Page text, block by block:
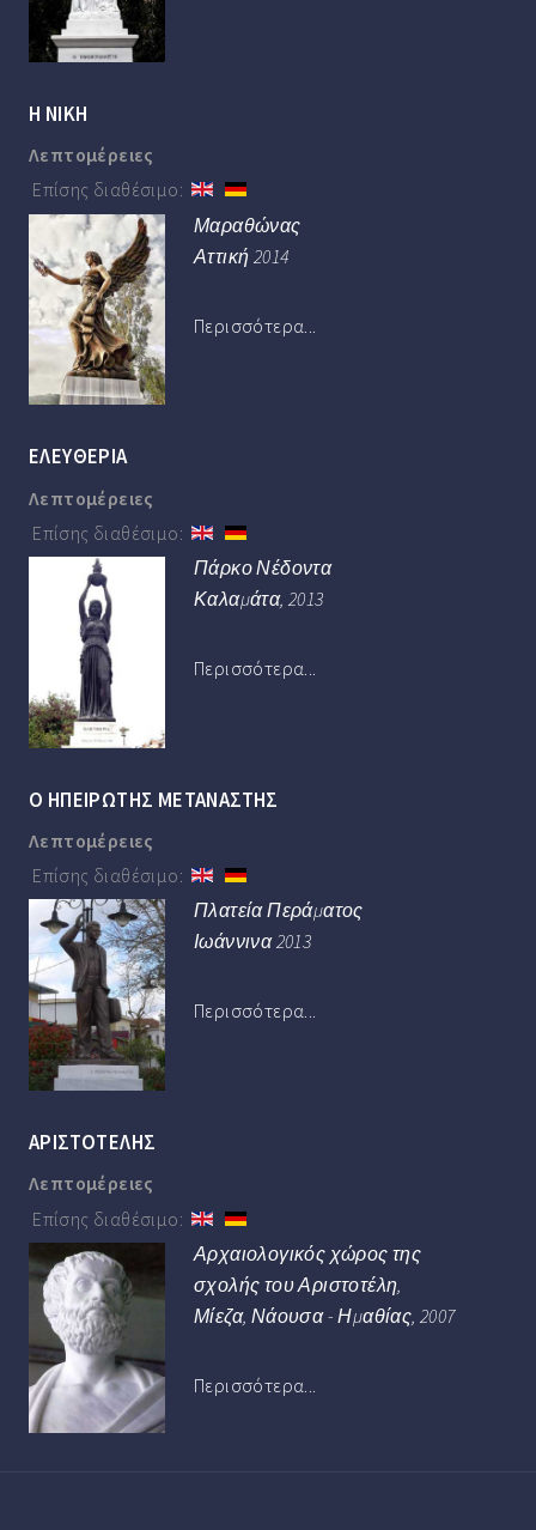
Η ΝΙΚΗ
Λεπτομέρειες
Επίσης διαθέσιμο:
Μαραθώνας
Αττική 2014
Περισσότερα...
ΕΛΕΥΘΕΡΙΑ
Λεπτομέρειες
Επίσης διαθέσιμο:
Πάρκο Νέδοντα
Καλαμάτα, 2013
Περισσότερα...
Ο ΗΠΕΙΡΩΤΗΣ ΜΕΤΑΝΑΣΤΗΣ
Λεπτομέρειες
Επίσης διαθέσιμο:
Πλατεία Περάματος
Ιωάννινα 2013
Περισσότερα...
ΑΡΙΣΤΟΤΕΛΗΣ
Λεπτομέρειες
Επίσης διαθέσιμο:
Αρχαιολογικός χώρος της
σχολής του Αριστοτέλη,
Μίεζα, Νάουσα - Ημαθίας, 2007
Περισσότερα...